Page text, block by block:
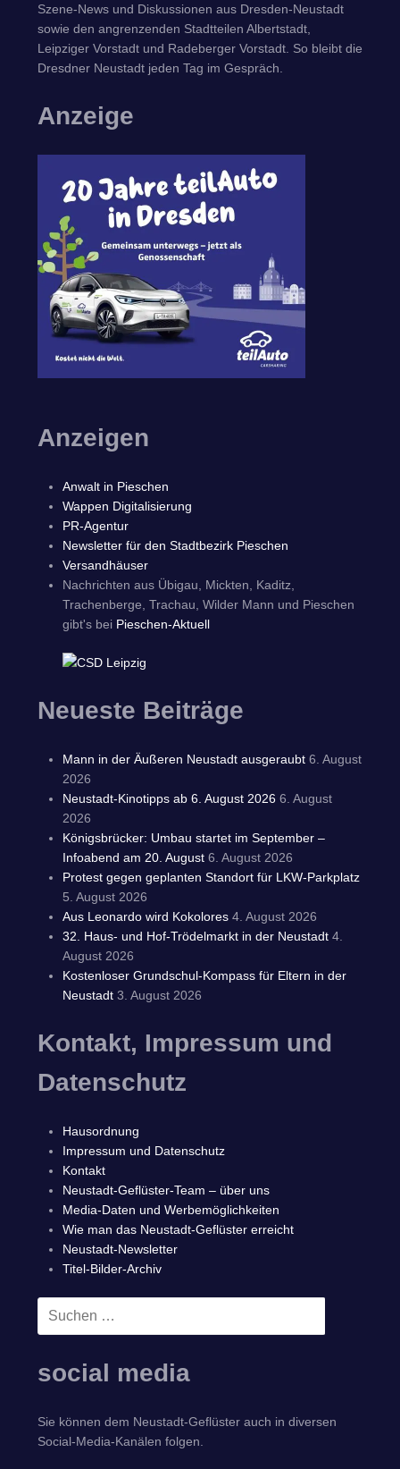
Szene-News und Diskussionen aus Dresden-Neustadt
sowie den angrenzenden Stadtteilen Albertstadt,
Leipziger Vorstadt und Radeberger Vorstadt. So bleibt die
Dresdner Neustadt jeden Tag im Gespräch.
Anzeige
Anzeigen
Anwalt in Pieschen
Wappen Digitalisierung
PR-Agentur
Newsletter für den Stadtbezirk Pieschen
Versandhäuser
Nachrichten aus Übigau, Mickten, Kaditz,
Trachenberge, Trachau, Wilder Mann und Pieschen
gibt's bei Pieschen-Aktuell
Neueste Beiträge
Mann in der Äußeren Neustadt ausgeraubt 6. August
2026
Neustadt-Kinotipps ab 6. August 2026 6. August
2026
Königsbrücker: Umbau startet im September –
Infoabend am 20. August 6. August 2026
Protest gegen geplanten Standort für LKW-Parkplatz
5. August 2026
Aus Leonardo wird Kokolores 4. August 2026
32. Haus- und Hof-Trödelmarkt in der Neustadt 4.
August 2026
Kostenloser Grundschul-Kompass für Eltern in der
Neustadt 3. August 2026
Kontakt, Impressum und
Datenschutz
Hausordnung
Impressum und Datenschutz
Kontakt
Neustadt-Geflüster-Team – über uns
Media-Daten und Werbemöglichkeiten
Wie man das Neustadt-Geflüster erreicht
Neustadt-Newsletter
Titel-Bilder-Archiv
Suchen
social media
Sie können dem Neustadt-Geflüster auch in diversen
Social-Media-Kanälen folgen.